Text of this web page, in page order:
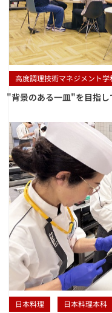
高度調理技術マネジメント学
"背景のある一皿"を目指
日本料理 日本料理本科